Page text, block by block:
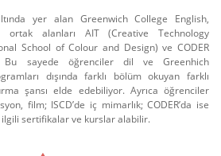
yer alan Greenwich College English,
ortak alanları AIT (Creative Technology
School of Colour and Design) ve CODER
Bu sayede öğrenciler dil ve Greenhich
dışında farklı bölüm okuyan farklı
şansı elde edebiliyor. Ayrıca öğrenciler
film; ISCD’de iç mimarlık; CODER’da ise
sertifikalar ve kurslar alabilir.